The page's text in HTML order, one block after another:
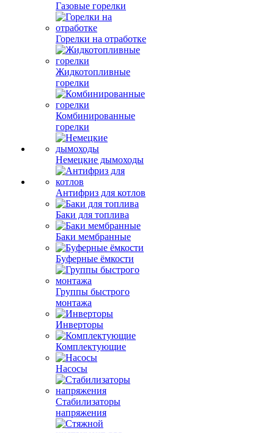
Газовые горелки
Горелки на отработке
Жидкотопливные
горелки
Комбинированные
горелки
Немецкие дымоходы
Антифриз для котлов
Баки для топлива
Баки мембранные
Буферные ёмкости
Группы быстрого
монтажа
Инверторы
Комплектующие
Насосы
Стабилизаторы
напряжения